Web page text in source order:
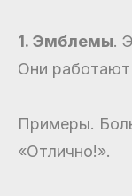
1. Эмблемы.
Они работают
Примеры.
«Отлично!».